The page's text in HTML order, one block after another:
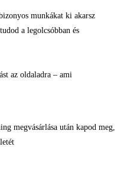
munkákat ki akarsz
a legolcsóbban és
az oldaladra – ami
megvásárlása után kapod meg,